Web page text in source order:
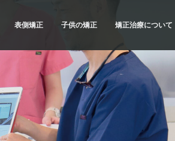
表側矯正 子供の矯正 矯正治療について
矯正治療の流れ
精密検査
診断と治療計画
治療へのこだわり